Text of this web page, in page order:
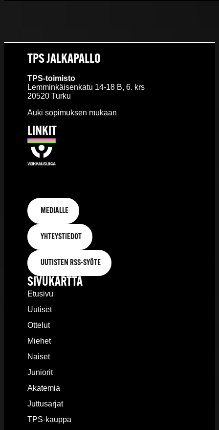
TPS JALKAPALLO
TPS-toimisto
Lemminkäisenkatu 14-18 B, 6. krs
20520 Turku
Auki sopimuksen mukaan
LINKIT
MEDIALLE
YHTEYSTIEDOT
UUTISTEN RSS-SYÖTE
SIVUKARTTA
Etusivu
Uutiset
Ottelut
Miehet
Naiset
Juniorit
Akatemia
Juttusarjat
TPS-kauppa